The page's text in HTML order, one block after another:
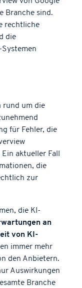
Branche sind.
rechtliche
die
rund um die
für Fehler, die
aktueller Fall
die
zur
die KI-
an
von KI-
immer mehr
den Anbietern.
Auswirkungen
Branche